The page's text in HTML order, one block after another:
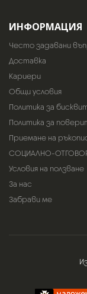
ИНФОРМАЦИЯ
Често задавани
Доставка
Кариери
Общи условия
Политика за
Политика за
Приемане на
СОЦИАЛНО-
Условия на ползване
За нас
Забрави ме